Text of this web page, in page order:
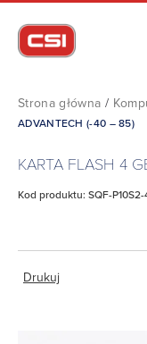
Strona główna /
ADVANTECH (-40 – 85)
KARTA FLASH 4
Kod produktu: SQF-P10S2-
Drukuj